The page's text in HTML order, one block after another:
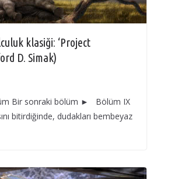
klasiği: ‘Project
D. Simak)
Bir sonraki bölüm ► Bölüm IX
bitirdiğinde, dudakları bembeyaz